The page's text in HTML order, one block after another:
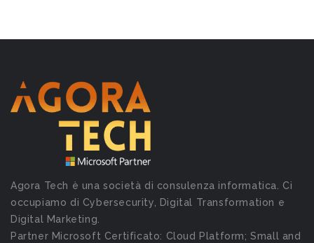
Agora Tech è una società di consulenza informatica. Ci
occupiamo di Cybersecurity, Digital Transformation e
Digital Marketing.
Partner Microsoft Certificato: Cloud Platform; Small and